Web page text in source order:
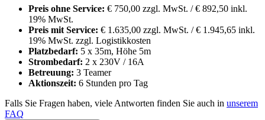
Preis ohne Service: € 750,00 zzgl. MwSt. / € 892,50 inkl.
19% MwSt.
Preis mit Service: € 1.635,00 zzgl. MwSt. / € 1.945,65 inkl.
19% MwSt. zzgl. Logistikkosten
Platzbedarf: 5 x 35m, Höhe 5m
Strombedarf: 2 x 230V / 16A
Betreuung: 3 Teamer
Aktionszeit: 6 Stunden pro Tag
Falls Sie Fragen haben, viele Antworten finden Sie auch in unserem
FAQ